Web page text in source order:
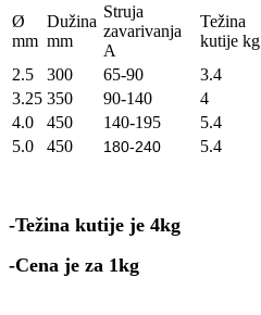
Ø
mm
Dužina
mm
Struja
zavarivanja
A
Težina
kutije kg
2.5
300 65-90 3.4
3.25 350 90-140 4
4.0
450 140-195 5.4
5.0
450 180-240 5.4
-Težina kutije je 4kg
-Cena je za 1kg